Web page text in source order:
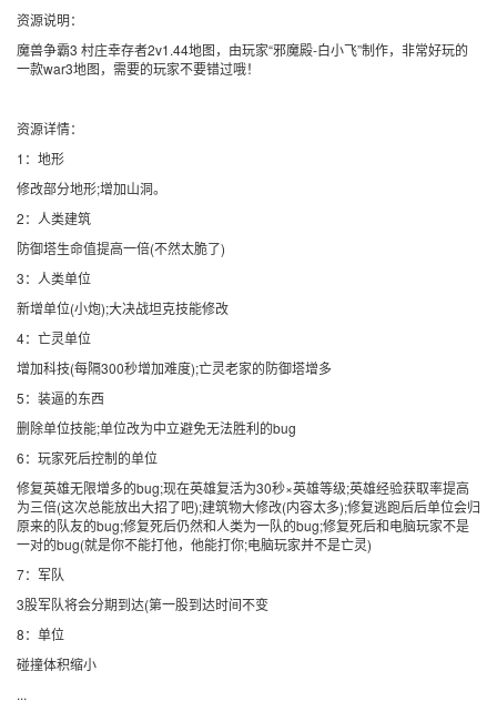
资源说明：
魔兽争霸3 村庄幸存者2v1.44地图，由玩家“邪魔殿-白小飞”制作，非常好玩的
一款war3地图，需要的玩家不要错过哦！
资源详情：
1：地形
修改部分地形;增加山洞。
2：人类建筑
防御塔生命值提高一倍(不然太脆了)
3：人类单位
新增单位(小炮);大决战坦克技能修改
4：亡灵单位
增加科技(每隔300秒增加难度);亡灵老家的防御塔增多
5：装逼的东西
删除单位技能;单位改为中立避免无法胜利的bug
6：玩家死后控制的单位
修复英雄无限增多的bug;现在英雄复活为30秒×英雄等级;英雄经验获取率提高
为三倍(这次总能放出大招了吧);建筑物大修改(内容太多);修复逃跑后后单位会归
原来的队友的bug;修复死后仍然和人类为一队的bug;修复死后和电脑玩家不是
一对的bug(就是你不能打他，他能打你;电脑玩家并不是亡灵)
7：军队
3股军队将会分期到达(第一股到达时间不变
8：单位
碰撞体积缩小
...